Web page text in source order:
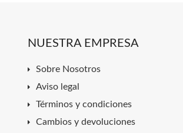
NUESTRA EMPRESA
Sobre Nosotros
Aviso legal
Términos y condiciones
Cambios y devoluciones